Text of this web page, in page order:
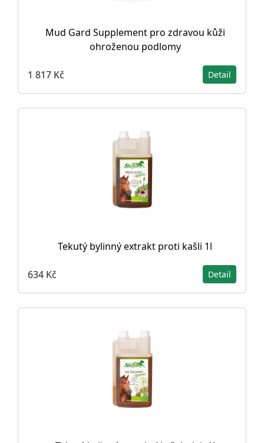
Mud Gard Supplement pro zdravou kůži
ohroženou podlomy
1 817 Kč Detail
Tekutý bylinný extrakt proti kašli 1l
634 Kč Detail